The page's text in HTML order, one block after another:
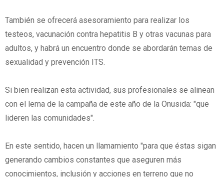
También se ofrecerá asesoramiento para realizar los
testeos, vacunación contra hepatitis B y otras vacunas para
adultos, y habrá un encuentro donde se abordarán temas de
sexualidad y prevención ITS.
Si bien realizan esta actividad, sus profesionales se alinean
con el lema de la campaña de este año de la Onusida: "que
lideren las comunidades".
En este sentido, hacen un llamamiento "para que éstas sigan
generando cambios constantes que aseguren más
conocimientos, inclusión y acciones en terreno que no